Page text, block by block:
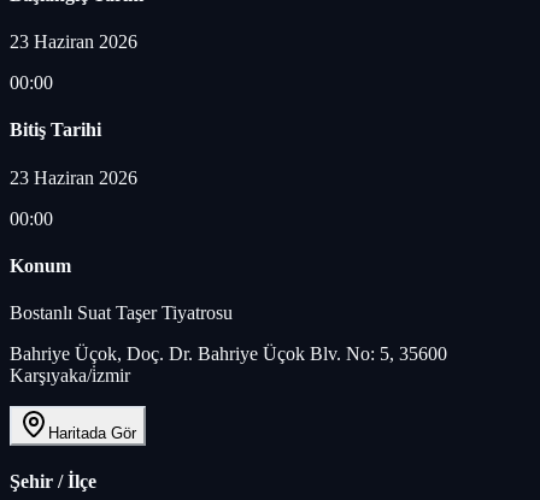
23 Haziran 2026
00:00
Bitiş Tarihi
23 Haziran 2026
00:00
Konum
Bostanlı Suat Taşer Tiyatrosu
Bahriye Üçok, Doç. Dr. Bahriye Üçok Blv. No: 5, 35600
Karşıyaka/i̇zmir
Haritada Gör
Şehir / İlçe